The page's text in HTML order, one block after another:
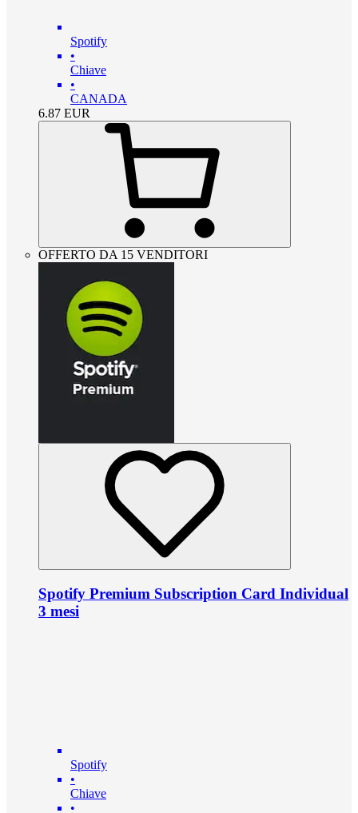
Spotify
•
Chiave
•
CANADA
6.87 EUR
OFFERTO DA 15 VENDITORI
Spotify Premium Subscription Card Individual
3 mesi
Spotify
•
Chiave
•